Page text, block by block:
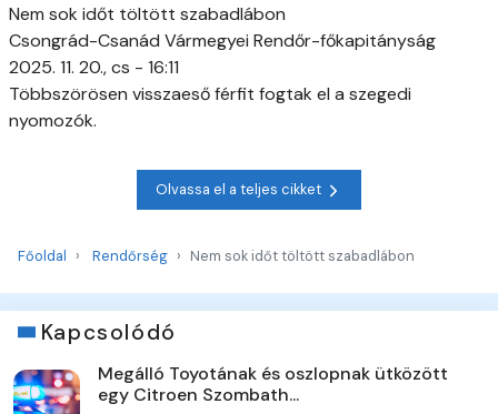
Nem sok időt töltött szabadlábon
Csongrád-Csanád Vármegyei Rendőr-főkapitányság
2025. 11. 20., cs - 16:11
Többszörösen visszaeső férfit fogtak el a szegedi
nyomozók.
Olvassa el a teljes cikket
Főoldal Rendőrség Nem sok időt töltött szabadlábon
Kapcsolódó
Megálló Toyotának és oszlopnak ütközött
egy Citroen Szombath...